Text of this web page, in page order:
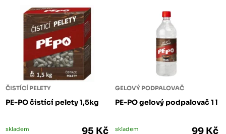
ČISTÍCÍ PELETY
PE-PO čistící pelety 1,5kg
skladem 95 Kč
GELOVÝ PODPALOVAČ
PE-PO gelový podpalovač 1 l
skladem 99 Kč